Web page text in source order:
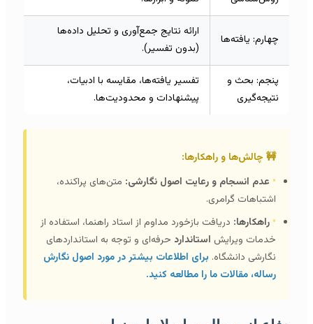
چهارم: یافته‌ها
ارائه نتایج جمع‌آوری و تحلیل داده‌ها
(بدون تفسیر).
پنجم: بحث و
نتیجه‌گیری
تفسیر یافته‌ها، مقایسه با ادبیات،
پیشنهادات و محدودیت‌ها.
🚧 چالش‌ها و راهکارها:
عدم انسجام و رعایت اصول نگارشی:متن‌های پراکنده،
اشتباهات گرامری.
راهکارها:دریافت بازخورد مداوم از استاد راهنما، استفاده از
خدمات ویرایشاستانداردحرفه‌ای و توجه به استانداردهای
نگارشی دانشگاه.برای اطلاعات بیشتر در مورد اصول نگارش
رساله، مقالات ما را مطالعه کنید.